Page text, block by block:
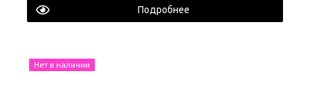
Подробнее
Нет в наличии